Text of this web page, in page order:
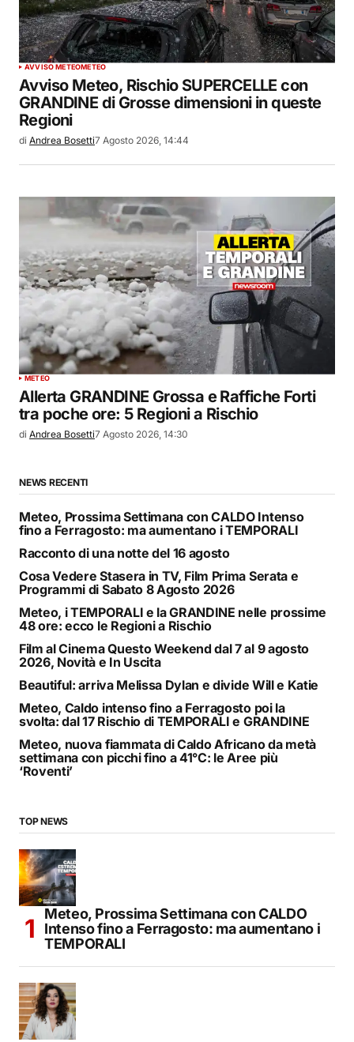
AVVISO METEOMETEO
Avviso Meteo, Rischio SUPERCELLE con
GRANDINE di Grosse dimensioni in queste
Regioni
di Andrea Bosetti7 Agosto 2026, 14:44
METEO
Allerta GRANDINE Grossa e Raffiche Forti
tra poche ore: 5 Regioni a Rischio
di Andrea Bosetti7 Agosto 2026, 14:30
NEWS RECENTI
Meteo, Prossima Settimana con CALDO Intenso
fino a Ferragosto: ma aumentano i TEMPORALI
Racconto di una notte del 16 agosto
Cosa Vedere Stasera in TV, Film Prima Serata e
Programmi di Sabato 8 Agosto 2026
Meteo, i TEMPORALI e la GRANDINE nelle prossime
48 ore: ecco le Regioni a Rischio
Film al Cinema Questo Weekend dal 7 al 9 agosto
2026, Novità e In Uscita
Beautiful: arriva Melissa Dylan e divide Will e Katie
Meteo, Caldo intenso fino a Ferragosto poi la
svolta: dal 17 Rischio di TEMPORALI e GRANDINE
Meteo, nuova fiammata di Caldo Africano da metà
settimana con picchi fino a 41°C: le Aree più
‘Roventi’
TOP NEWS
Meteo, Prossima Settimana con CALDO
Intenso fino a Ferragosto: ma aumentano i
TEMPORALI